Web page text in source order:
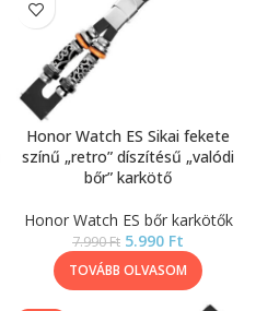
Honor Watch ES Sikai fekete
színű „retro” díszítésű „valódi
bőr” karkötő
Honor Watch ES bőr karkötők
7.990Ft 5.990 Ft
TOVÁBB OLVASOM